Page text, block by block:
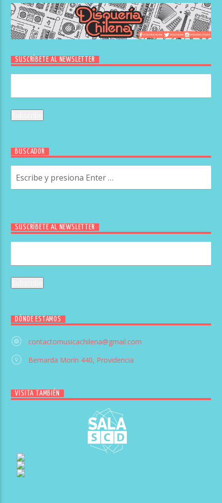
SUSCRÍBETE AL NEWSLETTER
BUSCADOR
SUSCRÍBETE AL NEWSLETTER
DÓNDE ESTAMOS
contactomusicachilena@gmail.com
Bernarda Morín 440, Providencia
VISITA TAMBIÉN